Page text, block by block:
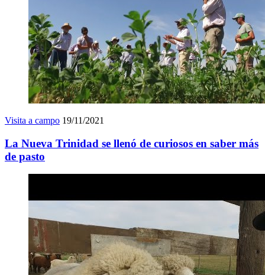
Visita a campo 19/11/2021
La Nueva Trinidad se llenó de curiosos en saber más
de pasto